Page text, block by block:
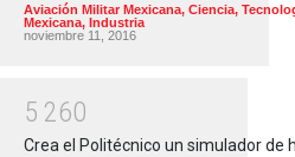
Aviación Militar Mexicana, Ciencia,
Mexicana, Industria
noviembre 11, 2016
5 260
Crea el Politécnico un simulador de